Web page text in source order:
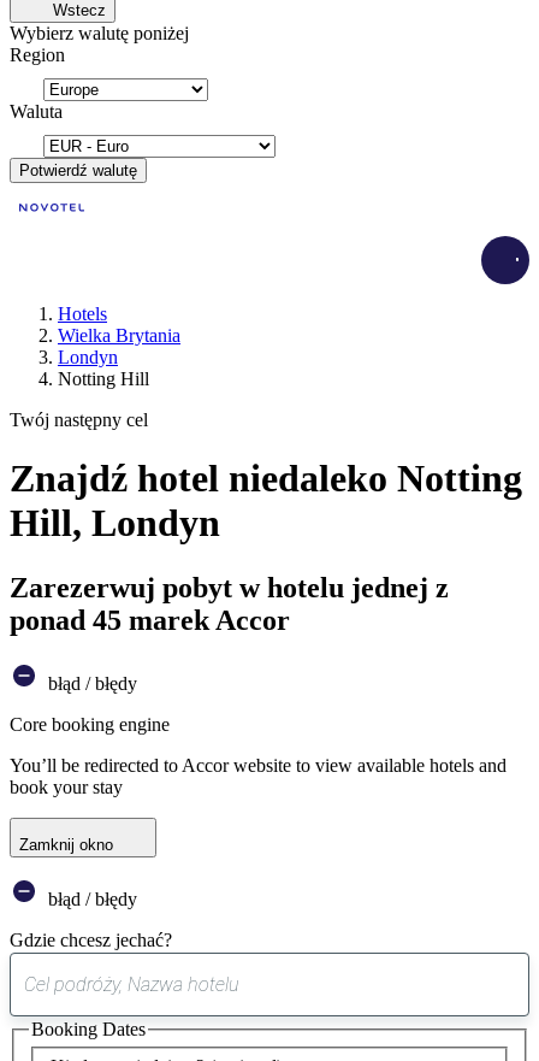
Wstecz
Wybierz walutę poniżej
Region
Waluta
Potwierdź walutę
Hotels
Wielka Brytania
Londyn
Notting Hill
Twój następny cel
Znajdź hotel niedaleko Notting
Hill, Londyn
Zarezerwuj pobyt w hotelu jednej z
ponad 45 marek Accor
błąd / błędy
Core booking engine
You’ll be redirected to Accor website to view available hotels and
book your stay
Zamknij okno
błąd / błędy
Gdzie chcesz jechać?
sugestia
została
znaleziona
Booking Dates